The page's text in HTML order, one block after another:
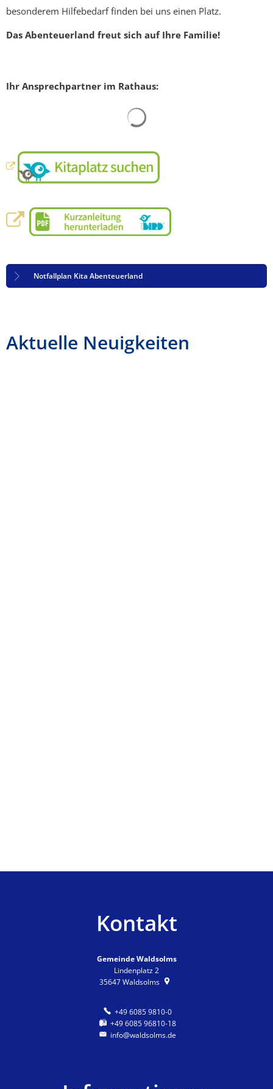
besonderem Hilfebedarf finden bei uns einen Platz.
Das Abenteuerland freut sich auf Ihre Familie!
Ihr Ansprechpartner im Rathaus:
Notfallplan Kita Abenteuerland
Aktuelle Neuigkeiten
Kontakt
Gemeinde Waldsolms
Lindenplatz 2
35647 Waldsolms
+49 6085 9810-0
+49 6085 96810-18
info@waldsolms.de